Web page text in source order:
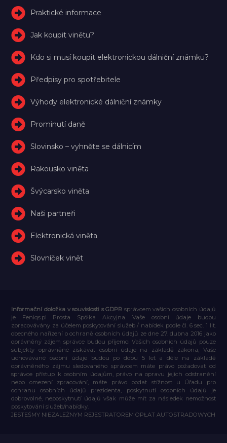
Praktické informace
Jak koupit vinětu?
Kdo si musí koupit elektronickou dálniční známku?
Předpisy pro spotřebitele
Výhody elektronické dálniční známky
Prominutí daně
Slovinsko – vyhněte se dálnicím
Rakousko viněta
Švýcarsko viněta
Naši partneři
Elektronická viněta
Slovníček vinět
Informační doložka v souvislosti s GDPR správcem vašich osobních údajů
je Feniqs.pl Prosta Spółka Akcyjna. Vaše osobní údaje budou
zpracovávány za účelem poskytování služeb / nabídek podle čl. 6 sec. 1 lit.
obecného nařízení o ochraně osobních údajů ze dne 27. dubna 2016 jako
oprávněný zájem správce budou příjemci Vašich osobních údajů pouze
subjekty oprávněné získávat osobní údaje na základě zákona, Vaše
uchovávané osobní údaje budou po dobu 5 let a déle na základě
oprávněného zájmu sledovaného správcem máte právo požadovat od
správce přístup k osobním údajům, právo na opravu jejich odstranění
nebo omezení zpracování, máte právo podat stížnost u Úřadu pro
ochranu osobních údajů prezidenta, poskytnutí osobních údajů je
dobrovolné, neposkytnutí údajů však může mít za následek nemožnost
poskytování služeb/nabídky.
JESTEŚMY NIEZALEŻNYM REJESTRATOREM OPŁAT AUTOSTRADOWYCH